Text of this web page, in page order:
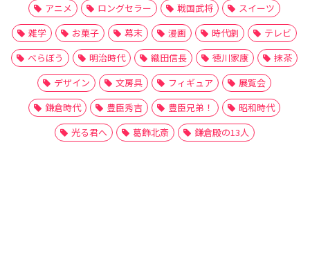
アニメ
ロングセラー 戦国武将
スイーツ
雑学
お菓子 幕末 漫画 時代劇
テレビ
べらぼう
明治時代 織田信長 徳川家康
抹茶
デザイン
文房具 フィギュア
展覧会
鎌倉時代
豊臣秀吉 豊臣兄弟！
昭和時代
光る君へ
葛飾北斎 鎌倉殿の13人